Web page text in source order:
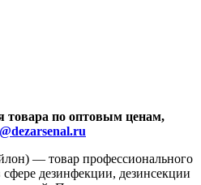
товара по оптовым ценам,
— товар профессионального
дезинфекции, дезинсекции